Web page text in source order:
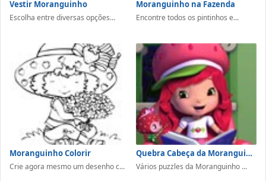
Vestir Moranguinho
Escolha entre diversas opções...
Moranguinho na Fazenda
Encontre todos os pintinhos e...
Moranguinho Colorir
Crie agora mesmo um desenho c...
Quebra Cabeça da Moranguinho
Vários puzzles da Moranguinho ...